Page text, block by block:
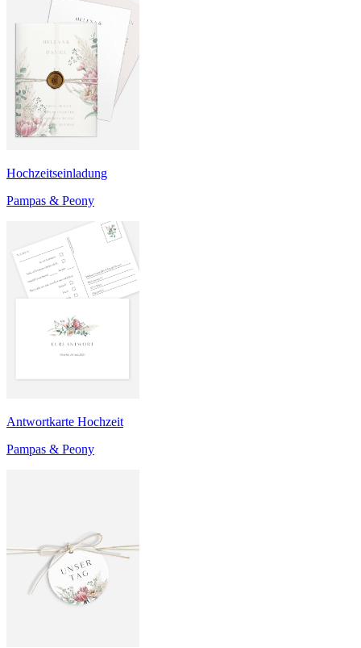
Hochzeitseinladung
Pampas & Peony
Antwortkarte Hochzeit
Pampas & Peony